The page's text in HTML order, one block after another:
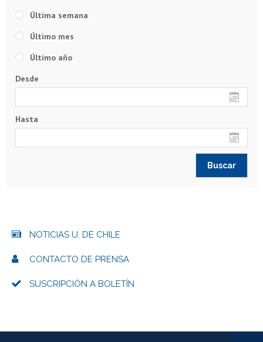
Última semana
Último mes
Último año
Desde
Hasta
NOTICIAS U. DE CHILE
CONTACTO DE PRENSA
SUSCRIPCIÓN A BOLETÍN